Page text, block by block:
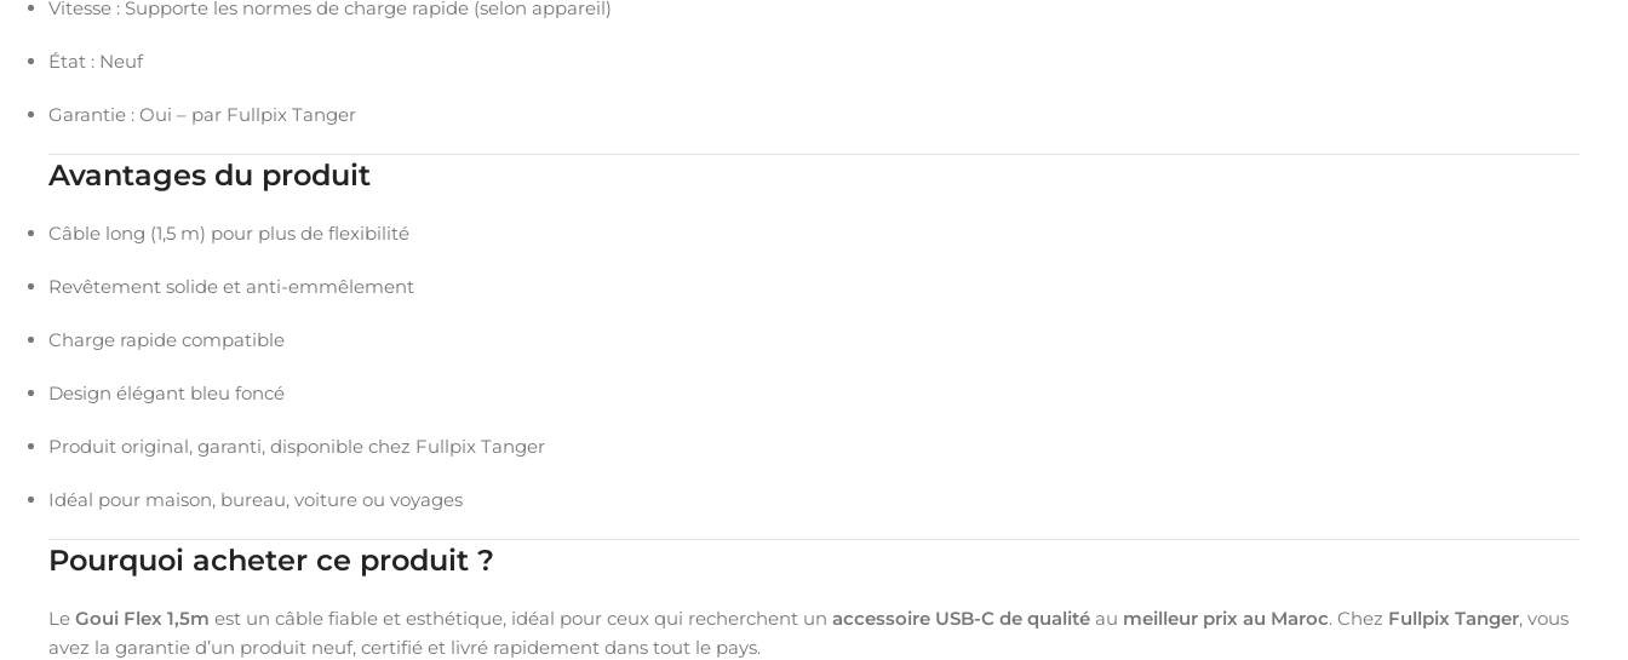
Vitesse : Supporte les normes de charge rapide (selon appareil)
État : Neuf
Garantie : Oui – par Fullpix Tanger
Avantages du produit
Câble long (1,5 m) pour plus de flexibilité
Revêtement solide et anti-emmêlement
Charge rapide compatible
Design élégant bleu foncé
Produit original, garanti, disponible chez Fullpix Tanger
Idéal pour maison, bureau, voiture ou voyages
Pourquoi acheter ce produit ?
Le Goui Flex 1,5m est un câble fiable et esthétique, idéal pour ceux qui recherchent un accessoire USB-C de qualité au meilleur prix au Maroc. Chez Fullpix Tanger, vous
avez la garantie d’un produit neuf, certifié et livré rapidement dans tout le pays.